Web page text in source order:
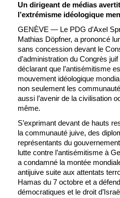
Un dirigeant de médias
l’extrémisme idéologique
GENÈVE — Le PDG d’Axel
Mathias Döpfner, a prononcé
sans concession devant le
d’administration du Congrès
déclarant que l’antisémitisme
mouvement idéologique
non seulement les
aussi l’avenir de la civilisation
même.
S’exprimant devant de hauts
la communauté juive, des
représentants du
lutte contre l’antisémitisme à
a condamné la montée
antijuive suite aux attentats
Hamas du 7 octobre et a
démocratiques et le droit